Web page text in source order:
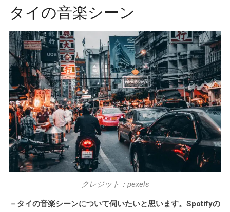
タイの音楽シーン
クレジット：pexels
－タイの音楽シーンについて伺いたいと思います。Spotifyの